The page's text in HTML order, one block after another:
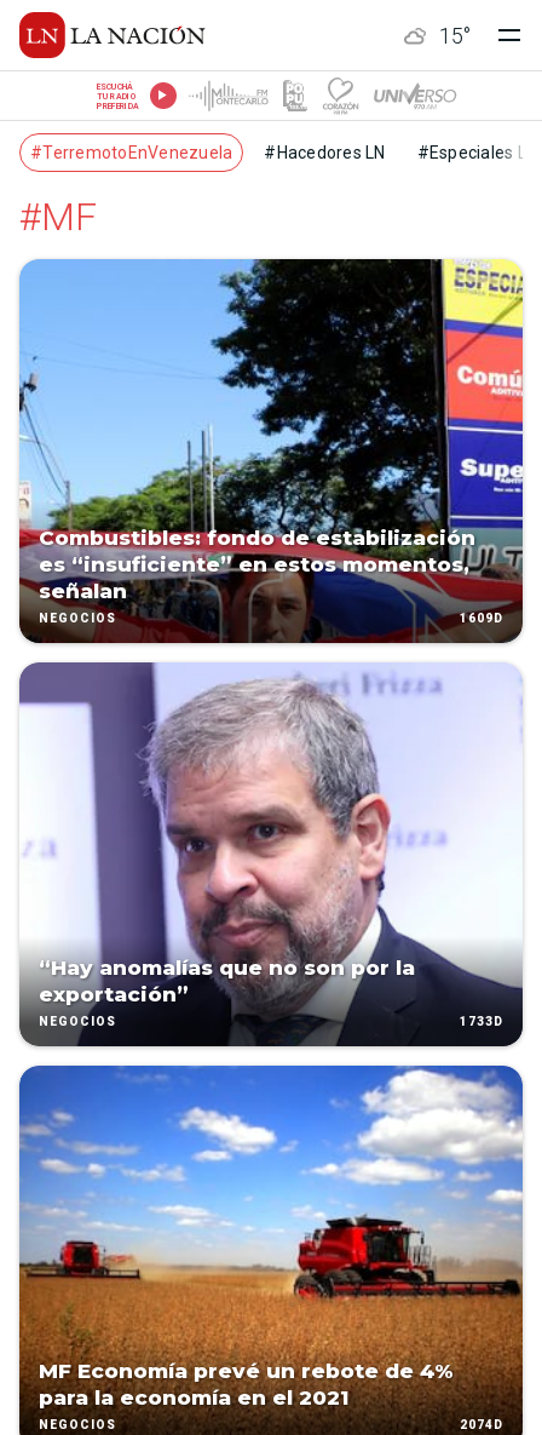
15°
ESCUCHÁ
TU RADIO
PREFERIDA
#TerremotoEnVenezuela #Hacedores LN #Especiales LN
#MF
Combustibles: fondo de estabilización
es “insuficiente” en estos momentos,
señalan
NEGOCIOS 1609D
“Hay anomalías que no son por la
exportación”
NEGOCIOS 1733D
MF Economía prevé un rebote de 4%
para la economía en el 2021
NEGOCIOS 2074D